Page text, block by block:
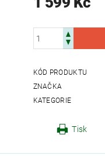
KÓD PRODUKTU
ZNAČKA
KATEGORIE
Tisk